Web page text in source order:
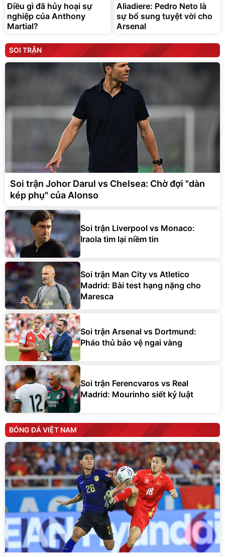
Điều gì đã hủy hoại sự
nghiệp của Anthony
Martial?
Aliadiere: Pedro Neto là
sự bổ sung tuyệt vời cho
Arsenal
SOI TRẬN
Soi trận Johor Darul vs Chelsea: Chờ đợi "dàn
kép phụ" của Alonso
Soi trận Liverpool vs Monaco:
Iraola tìm lại niềm tin
Soi trận Man City vs Atletico
Madrid: Bài test hạng nặng cho
Maresca
Soi trận Arsenal vs Dortmund:
Pháo thủ bảo vệ ngai vàng
Soi trận Ferencvaros vs Real
Madrid: Mourinho siết kỷ luật
BÓNG ĐÁ VIỆT NAM